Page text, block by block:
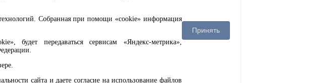
Собранная при помощи «cookie» информация
будет передаваться сервисам «Яндекс-метрика»,
сайта и даете согласие на использование файлов
Принять